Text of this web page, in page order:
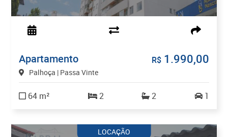
Apartamento
Palhoça | Passa Vinte
R$1.990,00
64 m² 2 2 1
LOCAÇÃO